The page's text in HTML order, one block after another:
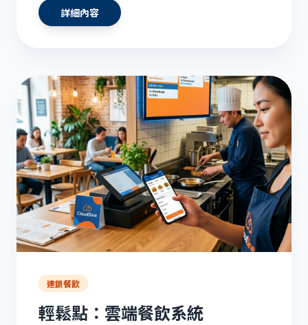
詳細內容
連鎖餐飲
輕鬆點：雲端餐飲系統